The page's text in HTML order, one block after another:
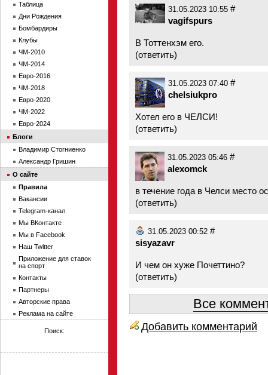
31.05.2023 10:55 #
vagifspurs
В Тоттенхэм его.
(ответить)
31.05.2023 07:40 #
chelsiukpro
Хотел его в ЧЕЛСИ!
(ответить)
31.05.2023 05:46 #
alexomck
в течение года в Челси место
(ответить)
31.05.2023 00:52 #
sisyazavr
И чем он хуже Почеттино?
(ответить)
Все
Добавить комментарий
Таблица
Дни Рождения
Бомбардиры
Клубы
ЧМ-2010
ЧМ-2014
Евро-2016
ЧМ-2018
Евро-2020
ЧМ-2022
Евро-2024
Блоги
Владимир Стогниенко
Александр Гришин
О сайте
Правила
Вакансии
Telegram-канал
Мы ВКонтакте
Мы в Facebook
Наш Twitter
Приложение для ставок
на спорт
Контакты
Партнеры
Авторские права
Реклама на сайте
Поиск: